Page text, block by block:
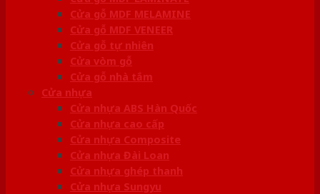
Cửa gỗ MDF MELAMINE
Cửa gỗ MDF VENEER
Cửa gỗ tự nhiên
Cửa vòm gỗ
Cửa gỗ nhà tắm
Cửa nhựa
Cửa nhựa ABS Hàn Quốc
Cửa nhựa cao cấp
Cửa nhựa Composite
Cửa nhựa Đài Loan
Cửa nhựa ghép thanh
Cửa nhựa Sungyu